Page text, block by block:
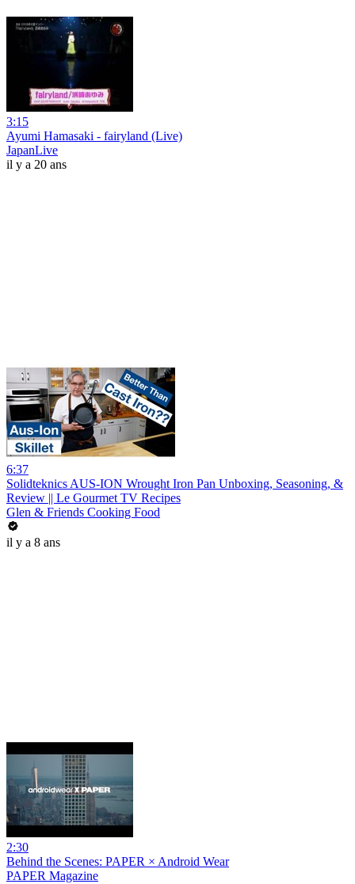
3:15
Ayumi Hamasaki - fairyland (Live)
JapanLive
il y a 20 ans
6:37
Solidteknics AUS-ION Wrought Iron Pan Unboxing, Seasoning, &
Review || Le Gourmet TV Recipes
Glen & Friends Cooking Food
il y a 8 ans
2:30
Behind the Scenes: PAPER × Android Wear
PAPER Magazine